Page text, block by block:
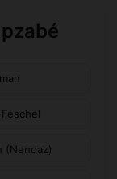
(Nendaz)